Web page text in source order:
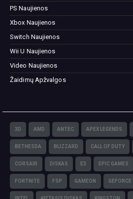
PS Naujienos
Xbox Naujienos
Switch Naujienos
Wii U Naujienos
Video Naujienos
Žaidimų Apžvalgos
3D AMD ANTEC APEX LEGENDS
BETHESDA BLIZZARD CALL OF DUTY
CORSAIR DISKAS E3 EPIC GAMES
FORTNITE FSP GAMEON GEFORCE